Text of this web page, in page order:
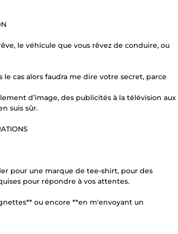
le véhicule que vous rêvez de conduire, ou
le cas alors faudra me dire votre secret, parce
d’image, des publicités à la télévision aux
suis sûr.
pour une marque de tee-shirt, pour des
pour répondre à vos attentes.
ou encore **en m'envoyant un